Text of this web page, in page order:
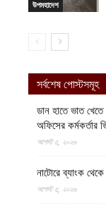
উপমহাদেশ
সর্বশেষ পোস্টসমূহ
ডান হাতে ভাত খেতে
অফিসের কর্মকর্তার
আগস্ট ৫, ২০২৬
নাটোরে ব্যাংক
আগস্ট ৫, ২০২৬